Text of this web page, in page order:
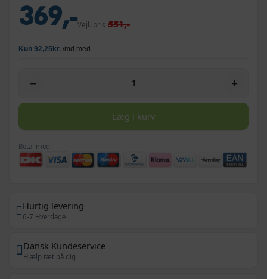
369,-Vejl. pris 551,-
− +
Læg i kurv
Betal med:
Hurtig levering
6-7 Hverdage
Dansk Kundeservice
Hjælp tæt på dig